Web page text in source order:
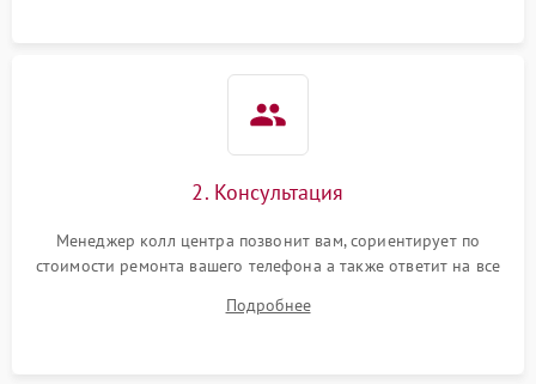
2. Консультация
Менеджер колл центра позвонит вам, сориентирует по
стоимости ремонта вашего телефона а также ответит на все
Подробнее